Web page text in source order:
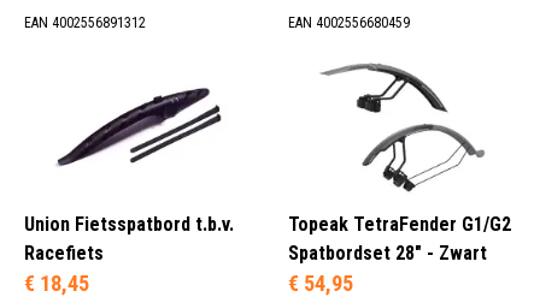
EAN 4002556891312 EAN 4002556680459
Union Fietsspatbord t.b.v.
Racefiets
€ 18,45
Topeak TetraFender G1/G2
Spatbordset 28" - Zwart
€ 54,95